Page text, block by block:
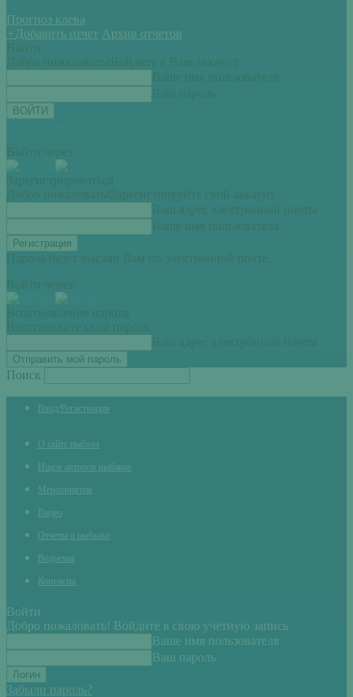
Прогноз клева
+ Добавить отчет Архив отчетов
Войти
Добро пожаловать! Войдите в Ваш аккаунт
Ваше имя пользователя
Ваш пароль
Войти через:
Зарегистрироваться
Добро пожаловать! Зарегистрируйте свой аккаунт
Ваш адрес электронной почты
Ваше имя пользователя
Пароль будет выслан Вам по электронной почте.
Войти через:
Всоатновление пароля
Восстановите свой пароль
Ваш адрес электронной почты
Поиск
Вход/Регистрация
О сайте рыбхоз
Ищем авторов рыбаков
Мероприятия
Видео
Отчеты о рыбалке
Водоемы
Контакты
Войти
Добро пожаловать! Войдите в свою учётную запись
Ваше имя пользователя
Ваш пароль
Забыли пароль?